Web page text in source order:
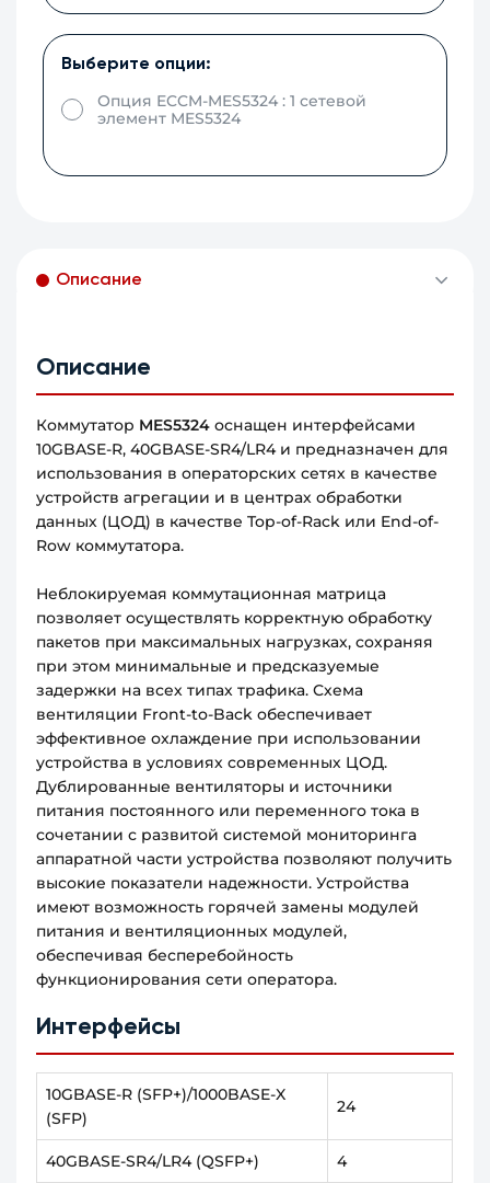
Выберите опции:
Опция ECCM-MES5324 : 1 сетевой
элемент MES5324
Описание
Описание
Коммутатор MES5324 оснащен интерфейсами
10GBASE-R, 40GBASE-SR4/LR4 и предназначен для
использования в операторских сетях в качестве
устройств агрегации и в центрах обработки
данных (ЦОД) в качестве Top-of-Rack или End-of-
Row коммутатора.
Неблокируемая коммутационная матрица
позволяет осуществлять корректную обработку
пакетов при максимальных нагрузках, сохраняя
при этом минимальные и предсказуемые
задержки на всех типах трафика. Схема
вентиляции Front-to-Back обеспечивает
эффективное охлаждение при использовании
устройства в условиях современных ЦОД.
Дублированные вентиляторы и источники
питания постоянного или переменного тока в
сочетании с развитой системой мониторинга
аппаратной части устройства позволяют получить
высокие показатели надежности. Устройства
имеют возможность горячей замены модулей
питания и вентиляционных модулей,
обеспечивая бесперебойность
функционирования сети оператора.
Интерфейсы
10GBASE-R (SFP+)/1000BASE-X
(SFP)
24
40GBASE-SR4/LR4 (QSFP+) 4